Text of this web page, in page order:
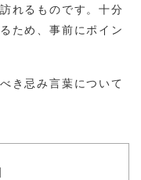
れるものです。十分
ため、事前にポイン
き忌み言葉について